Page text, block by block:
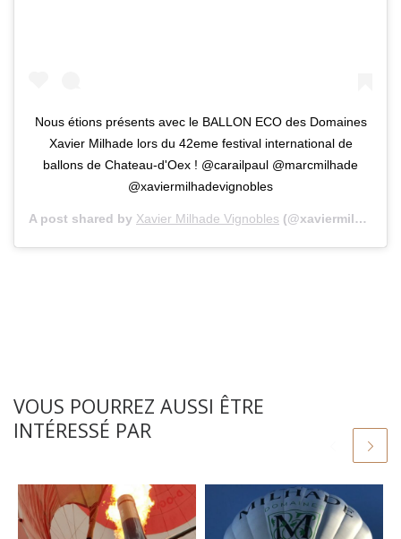
Nous étions présents avec le BALLON ECO des Domaines
Xavier Milhade lors du 42eme festival international de
ballons de Chateau-d'Oex ! @carailpaul @marcmilhade
@xaviermilhadevignobles
A post shared by Xavier Milhade Vignobles (@xaviermilhadevignobles) on
VOUS POURREZ AUSSI ÊTRE
INTÉRESSÉ PAR